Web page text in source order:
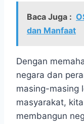
Baca Juga :
dan Manfaat
Dengan
negara dan
masing-masing
masyarakat,
membangun